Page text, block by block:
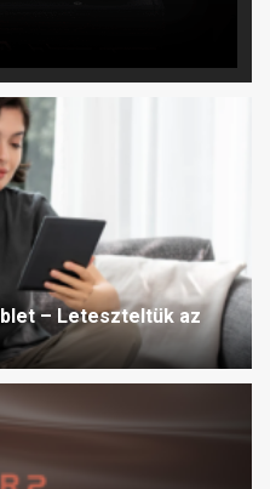
– Leteszteltük az